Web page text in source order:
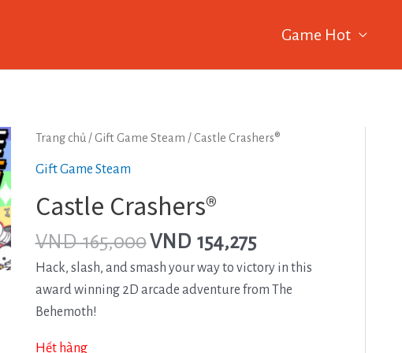
Game Hot
Trang chủ /Gift Game Steam / Castle Crashers®
Gift Game Steam
Castle Crashers®
VND165,000VND 154,275
Hack, slash, and smash your way to victory in this
award winning 2D arcade adventure from The
Behemoth!
Hết hàng